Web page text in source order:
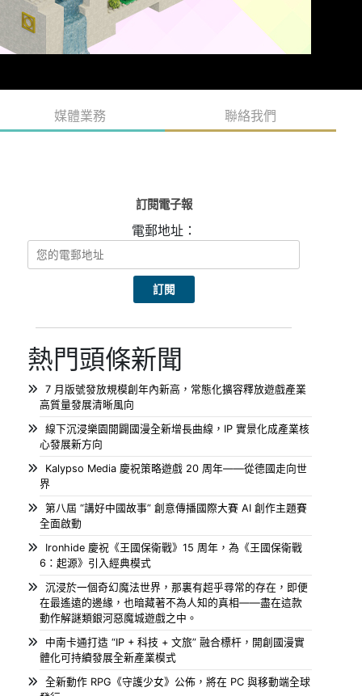
媒體業務 聯絡我們
訂閱電子報
電郵地址：
熱門頭條新聞
7 月版號發放規模創年內新高，常態化擴容釋放遊戲產業
高質量發展清晰風向
線下沉浸樂園開闢國漫全新增長曲線，IP 實景化成產業核
心發展新方向
Kalypso Media 慶祝策略遊戲 20 周年——從德國走向世
界
第八屆 “講好中國故事” 創意傳播國際大賽 AI 創作主題賽
全面啟動
Ironhide 慶祝《王國保衛戰》15 周年，為《王國保衛戰
6：起源》引入經典模式
沉浸於一個奇幻魔法世界，那裏有超乎尋常的存在，即便
在最遙遠的邊緣，也暗藏著不為人知的真相——盡在這款
動作解謎類銀河惡魔城遊戲之中。
中南卡通打造 “IP + 科技 + 文旅” 融合標杆，開創國漫實
體化可持續發展全新產業模式
全新動作 RPG《守護少女》公佈，將在 PC 與移動端全球